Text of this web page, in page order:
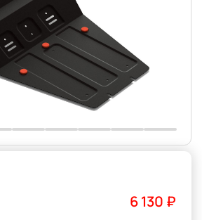
6 130 ₽